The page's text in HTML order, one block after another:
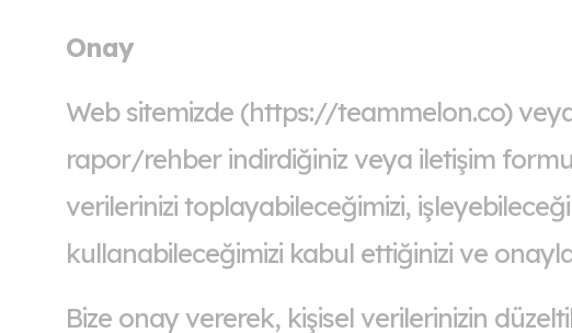
Onay
Web sitemizde (https://teammelon.co)
rapor/rehber indirdiğiniz veya iletişim
verilerinizi toplayabileceğimizi,
kullanabileceğimizi kabul ettiğinizi ve
Bize onay vererek, kişisel verilerinizin